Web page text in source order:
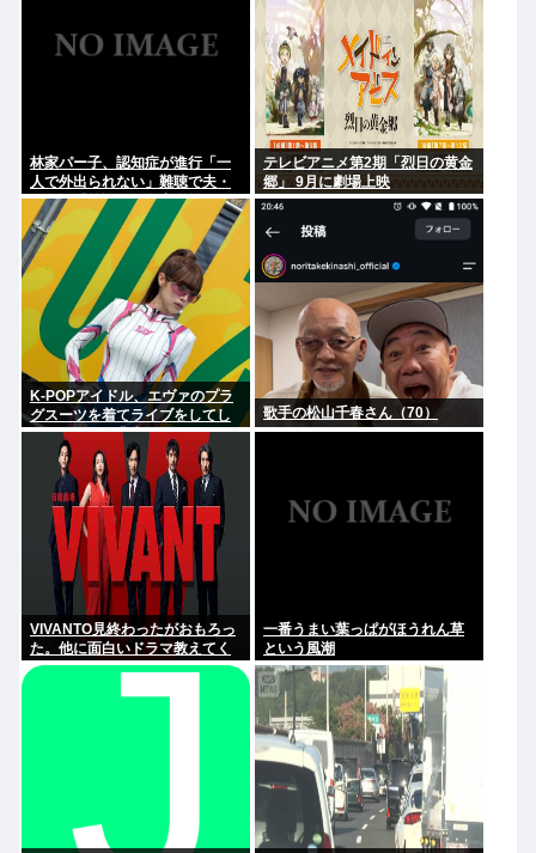
林家パー子、認知症が進行「一
人で外出られない」難聴で夫・
ペーと「筆談」…自宅全焼から
約1年
テレビアニメ第2期「烈日の黄金
郷」 9月に劇場上映
K-POPアイドル、エヴァのプラ
グスーツを着てライブをしてし
まう…これは非常にえちち
歌手の松山千春さん（70）
VIVANTO見終わったがおもろっ
た。他に面白いドラマ教えてく
れ
一番うまい葉っぱがほうれん草
という風潮